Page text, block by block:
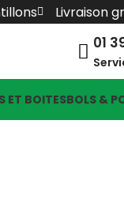
Livraison
01
ET BOITESBOLS &